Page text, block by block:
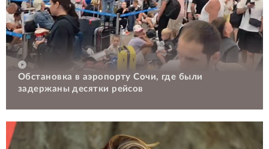
Обстановка в аэропорту Сочи, где были
задержаны десятки рейсов